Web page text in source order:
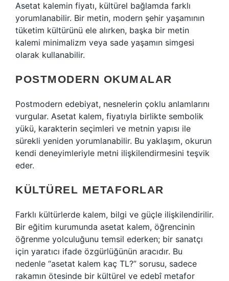
Asetat kalemin fiyatı, kültürel bağlamda farklı
yorumlanabilir. Bir metin, modern şehir yaşamının
tüketim kültürünü ele alırken, başka bir metin
kalemi minimalizm veya sade yaşamın simgesi
olarak kullanabilir.
POSTMODERN OKUMALAR
Postmodern edebiyat, nesnelerin çoklu anlamlarını
vurgular. Asetat kalem, fiyatıyla birlikte sembolik
yükü, karakterin seçimleri ve metnin yapısı ile
sürekli yeniden yorumlanabilir. Bu yaklaşım, okurun
kendi deneyimleriyle metni ilişkilendirmesini teşvik
eder.
KÜLTÜREL METAFORLAR
Farklı kültürlerde kalem, bilgi ve güçle ilişkilendirilir.
Bir eğitim kurumunda asetat kalem, öğrencinin
öğrenme yolculuğunu temsil ederken; bir sanatçı
için yaratıcı ifade özgürlüğünün aracıdır. Bu
nedenle “asetat kalem kaç TL?” sorusu, sadece
rakamın ötesinde bir kültürel ve edebî metafor